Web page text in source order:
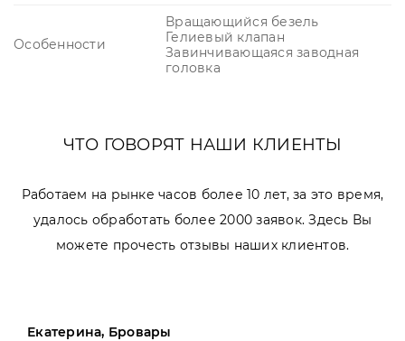
Особенности
Вращающийся безель
Гелиевый клапан
Завинчивающаяся заводная
головка
ЧТО ГОВОРЯТ НАШИ КЛИЕНТЫ
Работаем на рынке часов более 10 лет, за это время,
удалось обработать более 2000 заявок. Здесь Вы
можете прочесть отзывы наших клиентов.
Екатерина, Бровары